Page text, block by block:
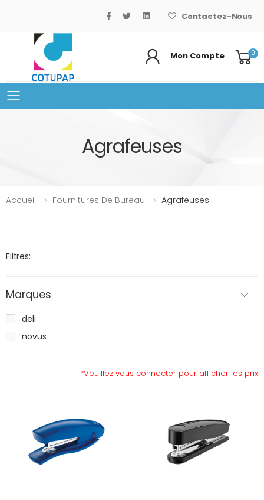
Contactez-Nous
Mon Compte 0
Basculer le menu mobile
Agrafeuses
Accueil Fournitures De Bureau Agrafeuses
Filtres:
Marques
deli
novus
*Veuillez vous connecter pour afficher les prix